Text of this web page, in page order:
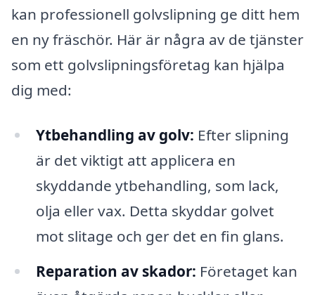
kan professionell golvslipning ge ditt hem
en ny fräschör. Här är några av de tjänster
som ett golvslipningsföretag kan hjälpa
dig med:
Ytbehandling av golv: Efter slipning
är det viktigt att applicera en
skyddande ytbehandling, som lack,
olja eller vax. Detta skyddar golvet
mot slitage och ger det en fin glans.
Reparation av skador: Företaget kan